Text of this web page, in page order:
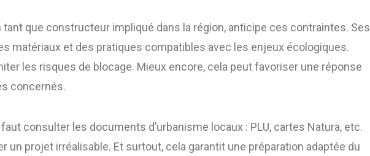
tant que constructeur impliqué dans la région, anticipe ces contraintes. Ses
matériaux et des pratiques compatibles avec les enjeux écologiques.
les risques de blocage. Mieux encore, cela peut favoriser une réponse
concernés.
consulter les documents d’urbanisme locaux : PLU, cartes Natura, etc.
un projet irréalisable. Et surtout, cela garantit une préparation adaptée du